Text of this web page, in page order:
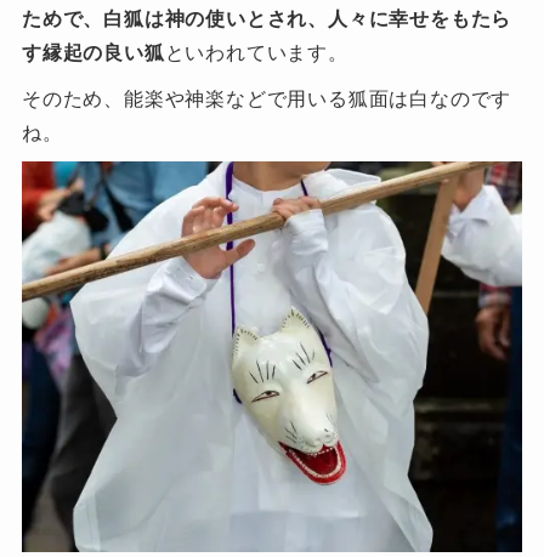
ためで、白狐は神の使いとされ、人々に幸せをもたら
す縁起の良い狐 といわれています。
そのため、能楽や神楽などで用いる狐面は白なのです
ね。